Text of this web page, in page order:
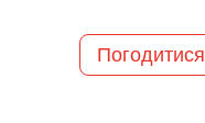
Погодитися